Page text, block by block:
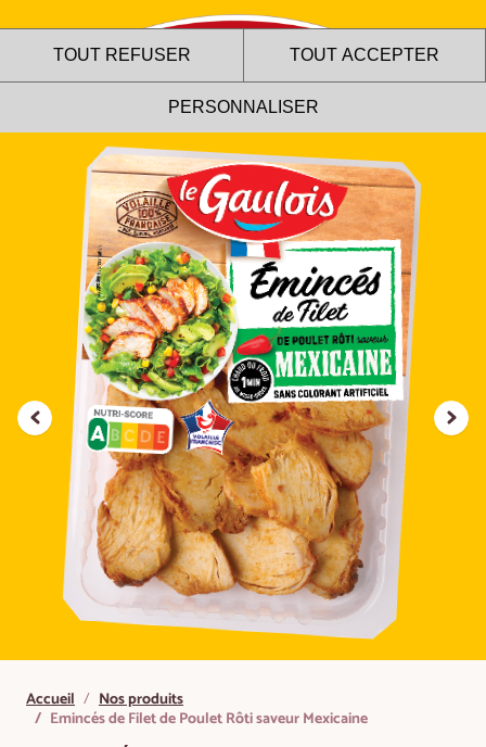
Accueil
Nos produits
Emincés de Filet de Poulet Rôti saveur Mexicaine
Le site internet Le Gaulois
utilise des cookies !
Nous utilisons des cookies pour nous assurer du bon
fonctionnement de notre site et à des fins analytiques. Vous
pouvez changer d'avis à tout moment en cliquant sur l'icône
présente sur chaque page de notre site. En autorisant ces
services tiers, vous acceptez le dépôt et la lecture de
cookies et l'utilisation de technologies de suivi nécessaires
à leur bon fonctionnement.
Charte de confidentialité
TOUT REFUSER TOUT ACCEPTER
PERSONNALISER